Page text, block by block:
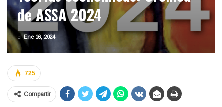
de ASSA 2024
el Ene 16, 2024
725
Compartir